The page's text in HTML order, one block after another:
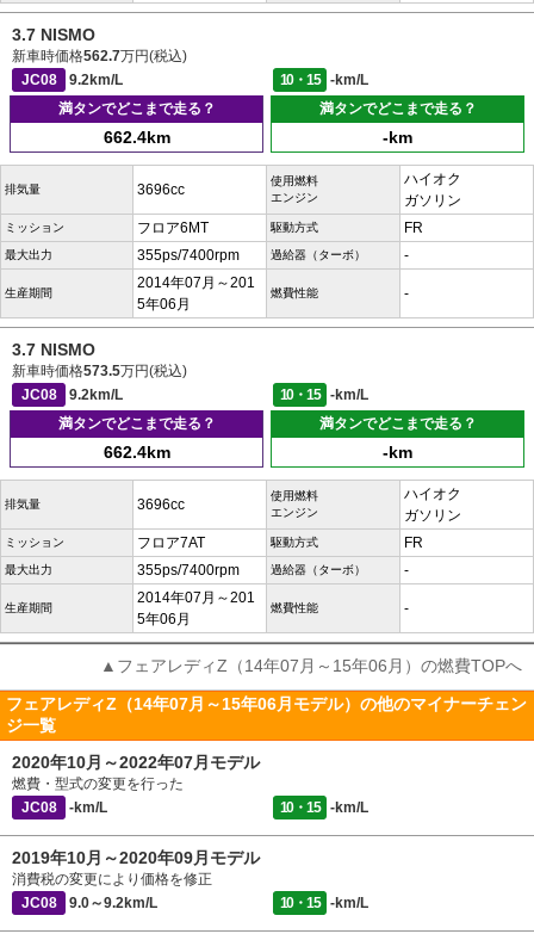
3.7 NISMO
新車時価格562.7万円(税込)
JC08
9.2km/L 10・15
-km/L
満タンでどこまで走る？
662.4km
満タンでどこまで走る？
-km
排気量 3696cc
使用燃料
エンジン
ハイオク
ガソリン
ミッション フロア6MT 駆動方式 FR
最大出力 355ps/7400rpm 過給器（ターボ） -
生産期間
2014年07月～201
5年06月
燃費性能 -
3.7 NISMO
新車時価格573.5万円(税込)
JC08
9.2km/L 10・15
-km/L
満タンでどこまで走る？
662.4km
満タンでどこまで走る？
-km
排気量 3696cc
使用燃料
エンジン
ハイオク
ガソリン
ミッション フロア7AT 駆動方式 FR
最大出力 355ps/7400rpm 過給器（ターボ） -
生産期間
2014年07月～201
5年06月
燃費性能 -
▲フェアレディZ（14年07月～15年06月）の燃費TOPへ
フェアレディZ（14年07月～15年06月モデル）の他のマイナーチェン
ジ一覧
2020年10月～2022年07月モデル
燃費・型式の変更を行った
JC08
-km/L 10・15 -km/L
2019年10月～2020年09月モデル
消費税の変更により価格を修正
JC08
9.0～9.2km/L 10・15 -km/L